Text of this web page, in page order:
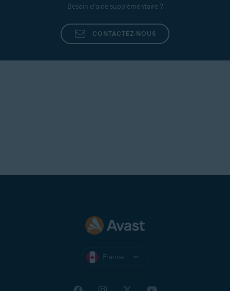
Besoin d’aide supplémentaire ?
CONTACTEZ-NOUS
France